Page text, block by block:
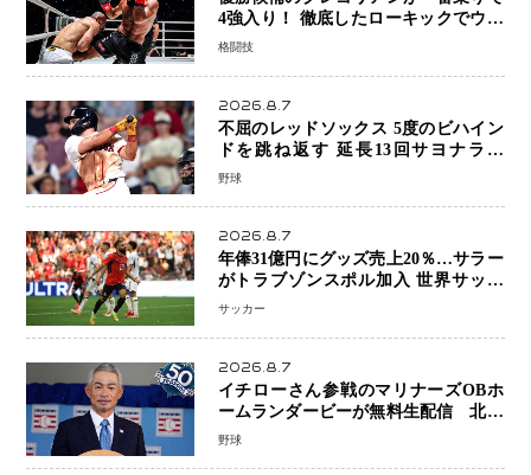
4強入り！ 徹底したローキックでウス
ビャンを攻略、判定勝利
格闘技
2026.8.7
不屈のレッドソックス 5度のビハイン
ドを跳ね返す 延長13回サヨナラ勝
ち 吉田正尚選手も2安打1打点で貢献 4
野球
2026.8.7
年俸31億円にグッズ売上20％…サラー
がトラブゾンスポル加入 世界サッカ
ーは「五大リーグ一強」から新時代へ
サッカー
2026.8.7
イチローさん参戦のマリナーズOBホ
ームランダービーが無料生配信 北米
ならではの“魅せる興行”に世界が注目
野球